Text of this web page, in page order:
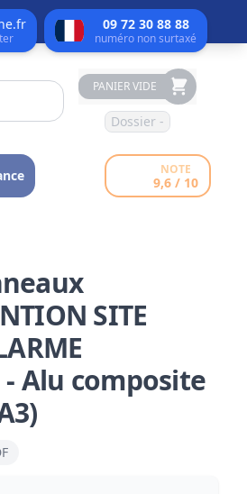
09 72 30 88 88
numéro non surtaxé
PANIER VIDE
Dossier -
NOTE
9,6 / 10
SITE
- Alu composite